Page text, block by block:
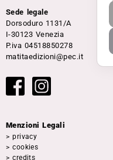
Sede legale
Dorsoduro 1131/A
I-30123 Venezia
P.iva 04518850278
matitaedizioni@pec.it
Menzioni Legali
> privacy
> cookies
> credits